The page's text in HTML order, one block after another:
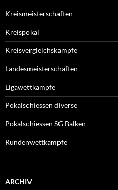
Kreismeisterschaften
Kreispokal
Kreisvergleichskämpfe
Landesmeisterschaften
Ligawettkämpfe
Pokalschiessen diverse
Pokalschiessen SG Balken
Rundenwettkämpfe
ARCHIV